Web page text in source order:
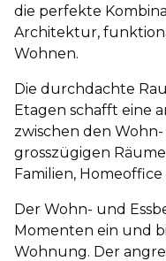
die perfekte
Architektur,
Wohnen.
Die durchdachte
Etagen schafft eine
zwischen den
grosszügigen
Familien,
Der Wohn- und
Momenten ein und
Wohnung. Der